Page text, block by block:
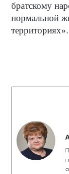
братскому
нормальной
территориях».